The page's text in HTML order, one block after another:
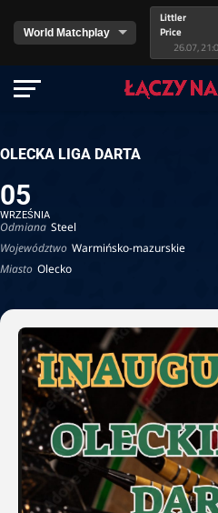
Littler
Price
26.07,
OLECKA LIGA DARTA
05
WRZEŚNIA
Odmiana Steel
Województwo Warmińsko-mazurskie
Miasto Olecko